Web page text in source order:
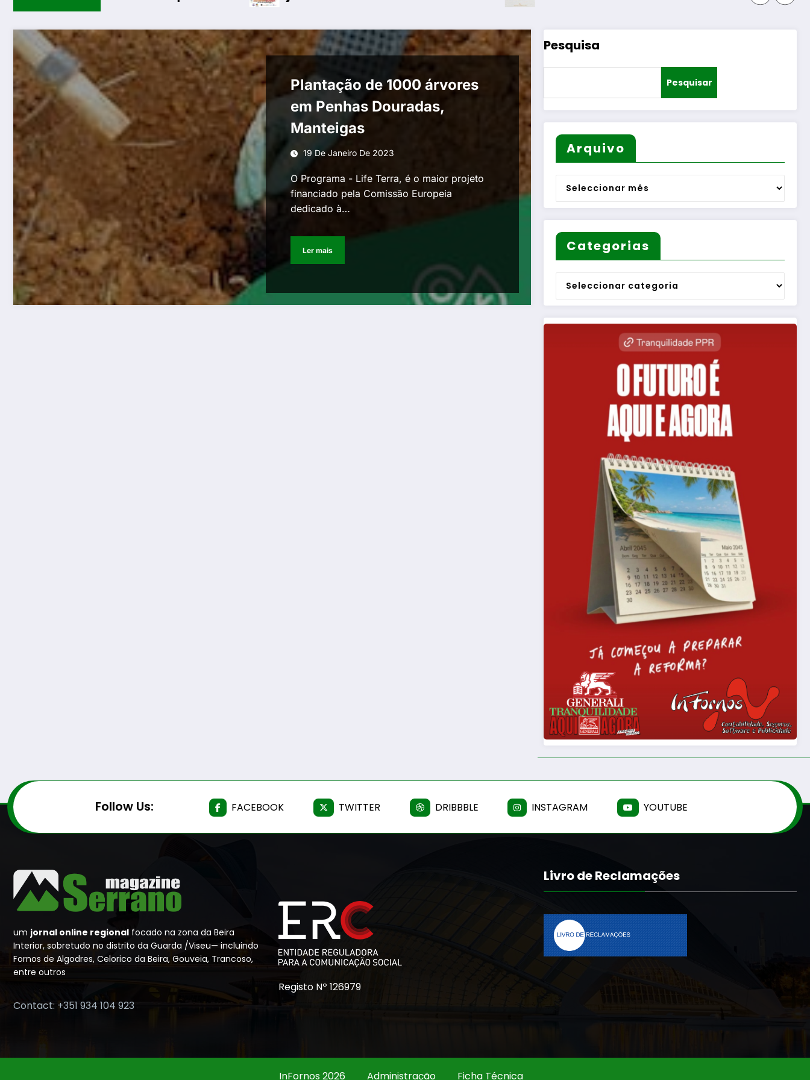
Plantação de 1000 árvores
em Penhas Douradas,
Manteigas
19 De Janeiro De 2023
O Programa - Life Terra, é o maior projeto
financiado pela Comissão Europeia
dedicado à…
Ler mais
Pesquisa
Pesquisar
Arquivo
Arquivo
Categorias
Categorias
Follow Us: FACEBOOK TWITTER DRIBBBLE INSTAGRAM YOUTUBE
um jornal online regional focado na zona da Beira
Interior, sobretudo no distrito da Guarda /Viseu— incluindo
Fornos de Algodres, Celorico da Beira, Gouveia, Trancoso,
entre outros
Contact: +351 934 104 923
Registo Nº 126979
Livro de Reclamações
InFornos 2026 Administração Ficha Técnica